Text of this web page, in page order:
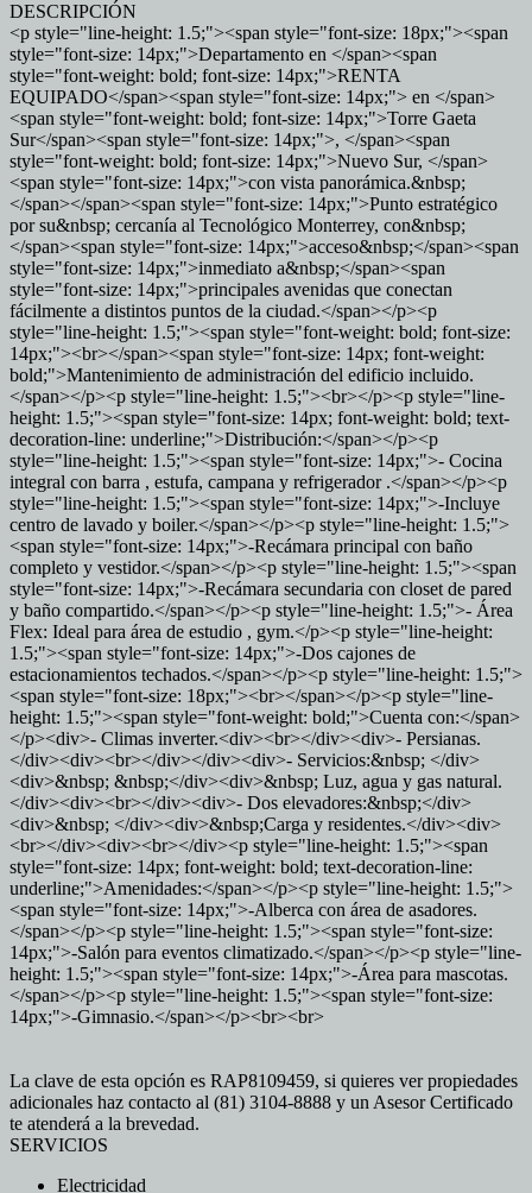
DESCRIPCIÓN
<p style="line-height: 1.5;"><span style="font-size: 18px;"><span
style="font-size: 14px;">Departamento en </span><span
style="font-weight: bold; font-size: 14px;">RENTA
EQUIPADO</span><span style="font-size: 14px;"> en </span>
<span style="font-weight: bold; font-size: 14px;">Torre Gaeta
Sur</span><span style="font-size: 14px;">, </span><span
style="font-weight: bold; font-size: 14px;">Nuevo Sur, </span>
<span style="font-size: 14px;">con vista panorámica.&nbsp;
</span></span><span style="font-size: 14px;">Punto estratégico
por su&nbsp; cercanía al Tecnológico Monterrey, con&nbsp;
</span><span style="font-size: 14px;">acceso&nbsp;</span><span
style="font-size: 14px;">inmediato a&nbsp;</span><span
style="font-size: 14px;">principales avenidas que conectan
fácilmente a distintos puntos de la ciudad.</span></p><p
style="line-height: 1.5;"><span style="font-weight: bold; font-size:
14px;"><br></span><span style="font-size: 14px; font-weight:
bold;">Mantenimiento de administración del edificio incluido.
</span></p><p style="line-height: 1.5;"><br></p><p style="line-
height: 1.5;"><span style="font-size: 14px; font-weight: bold; text-
decoration-line: underline;">Distribución:</span></p><p
style="line-height: 1.5;"><span style="font-size: 14px;">- Cocina
integral con barra , estufa, campana y refrigerador .</span></p><p
style="line-height: 1.5;"><span style="font-size: 14px;">-Incluye
centro de lavado y boiler.</span></p><p style="line-height: 1.5;">
<span style="font-size: 14px;">-Recámara principal con baño
completo y vestidor.</span></p><p style="line-height: 1.5;"><span
style="font-size: 14px;">-Recámara secundaria con closet de pared
y baño compartido.</span></p><p style="line-height: 1.5;">- Área
Flex: Ideal para área de estudio , gym.</p><p style="line-height:
1.5;"><span style="font-size: 14px;">-Dos cajones de
estacionamientos techados.</span></p><p style="line-height: 1.5;">
<span style="font-size: 18px;"><br></span></p><p style="line-
height: 1.5;"><span style="font-weight: bold;">Cuenta con:</span>
</p><div>- Climas inverter.<div><br></div><div>- Persianas.
</div><div><br></div></div><div>- Servicios:&nbsp; </div>
<div>&nbsp; &nbsp;</div><div>&nbsp; Luz, agua y gas natural.
</div><div><br></div><div>- Dos elevadores:&nbsp;</div>
<div>&nbsp; </div><div>&nbsp;Carga y residentes.</div><div>
<br></div><div><br></div><p style="line-height: 1.5;"><span
style="font-size: 14px; font-weight: bold; text-decoration-line:
underline;">Amenidades:</span></p><p style="line-height: 1.5;">
<span style="font-size: 14px;">-Alberca con área de asadores.
</span></p><p style="line-height: 1.5;"><span style="font-size:
14px;">-Salón para eventos climatizado.</span></p><p style="line-
height: 1.5;"><span style="font-size: 14px;">-Área para mascotas.
</span></p><p style="line-height: 1.5;"><span style="font-size:
14px;">-Gimnasio.</span></p><br><br>
La clave de esta opción es RAP8109459, si quieres ver propiedades
adicionales haz contacto al (81) 3104-8888 y un Asesor Certificado
te atenderá a la brevedad.
SERVICIOS
Electricidad